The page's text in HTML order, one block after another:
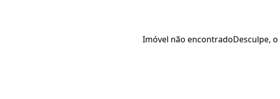
Imóvel não encontradoDesculpe,